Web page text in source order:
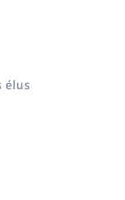
élus